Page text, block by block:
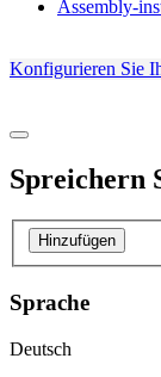
Assembly-
Konfigurieren Sie
Spreichern
Hinzufügen
Sprache
Deutsch